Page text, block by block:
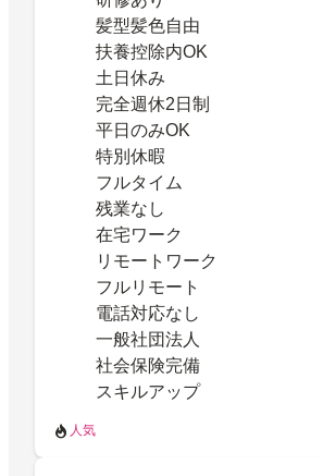
髪型髪色自由
扶養控除内OK
土日休み
完全週休2日制
平日のみOK
特別休暇
フルタイム
残業なし
在宅ワーク
リモートワーク
フルリモート
電話対応なし
一般社団法人
社会保険完備
スキルアップ
人気